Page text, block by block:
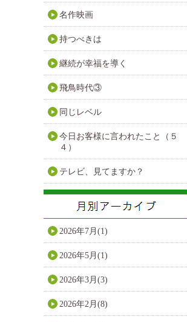
名作映画
持つべきは
継続が幸福を導く
飛鳥時代③
同じレベル
今日お客様に言われたこと（５
４）
テレビ、見てますか？
2026年7月(1)
2026年5月(1)
2026年3月(3)
2026年2月(8)